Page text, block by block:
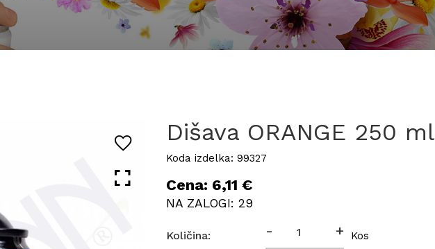
Dišava ORANGE 250 ml
Koda izdelka: 99327
Cena: 6,11 €
NA ZALOGI: 29
Količina: - + Kos